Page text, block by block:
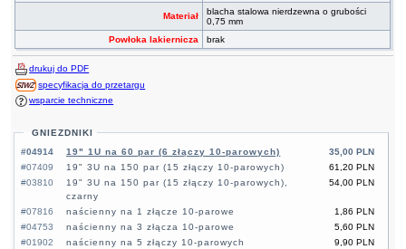
Materiał
blacha stalowa nierdzewna o grubości
0,75 mm
Powłoka lakiernicza
brak
drukuj do PDF
specyfikacja do przetargu
wsparcie techniczne
GNIEZDNIKI
#04914
35,00 PLN
19" 1U na 60 par (6 złączy 10-parowych)
#07409
61,20 PLN
19" 3U na 150 par (15 złączy 10-parowych)
#03810
54,00 PLN
19" 3U na 150 par (15 złączy 10-parowych),
czarny
#07816
1,86 PLN
naścienny na 1 złącze 10-parowe
#04753
5,60 PLN
naścienny na 3 złącza 10-parowe
#01902
9,90 PLN
naścienny na 5 złączy 10-parowych